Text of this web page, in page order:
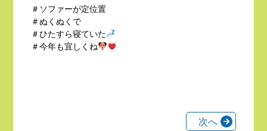
＃ソファーが定位置
＃ぬくぬくで
＃ひたすら寝ていた
＃今年も宜しくね
次へ